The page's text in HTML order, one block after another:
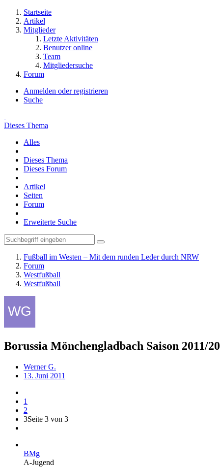
Startseite
Artikel
Mitglieder
Letzte Aktivitäten
Benutzer online
Team
Mitgliedersuche
Forum
Anmelden oder registrieren
Suche
Dieses Thema
Alles
Dieses Thema
Dieses Forum
Artikel
Seiten
Forum
Erweiterte Suche
Fußball im Westen – Mit dem runden Leder durch NRW
Forum
Westfußball
Westfußball
Borussia Mönchengladbach Saison 2011/
Werner G.
13. Juni 2011
1
2
3Seite 3 von 3
BMg
A-Jugend